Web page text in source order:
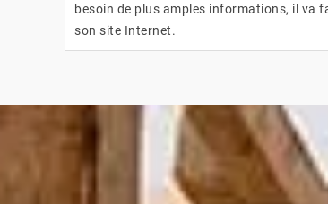
besoin de plus amples informations, il va
son site Internet.